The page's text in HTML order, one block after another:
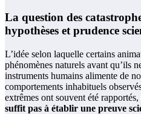
La question des
hypothèses et prudence
L’idée selon laquelle certains
phénomènes naturels avant qu’ils
instruments humains alimente de
comportements inhabituels
extrêmes ont souvent été rapportés,
suffit pas à établir une preuve